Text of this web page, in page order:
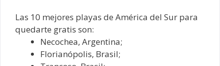
Las 10 mejores playas de América del Sur para
quedarte gratis son:
Necochea, Argentina;
Florianópolis, Brasil;